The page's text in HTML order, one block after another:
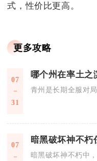
式，性价比更高。
更多攻略
07
31
青州是长期全服对
07
暗黑破坏神不朽中